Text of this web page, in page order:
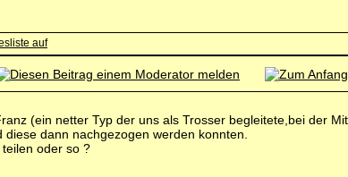
(ein netter Typ der uns als Trosser begleitete,bei der
dann nachgezogen werden konnten.
oder so ?